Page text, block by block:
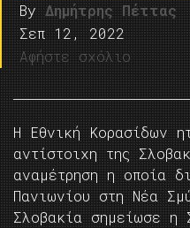
By Δημήτρης Πέττας
Σεπ 12, 2022
Αφήστε σχόλιο
Η Εθνική Κορασίδων
αντίστοιχη της
αναμέτρηση η οποία
Πανιωνίου στη Νέα
Σλοβακία σημείωσε η